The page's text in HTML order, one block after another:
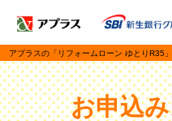
アプラスの「リフォームローン ゆとりR35
お申込